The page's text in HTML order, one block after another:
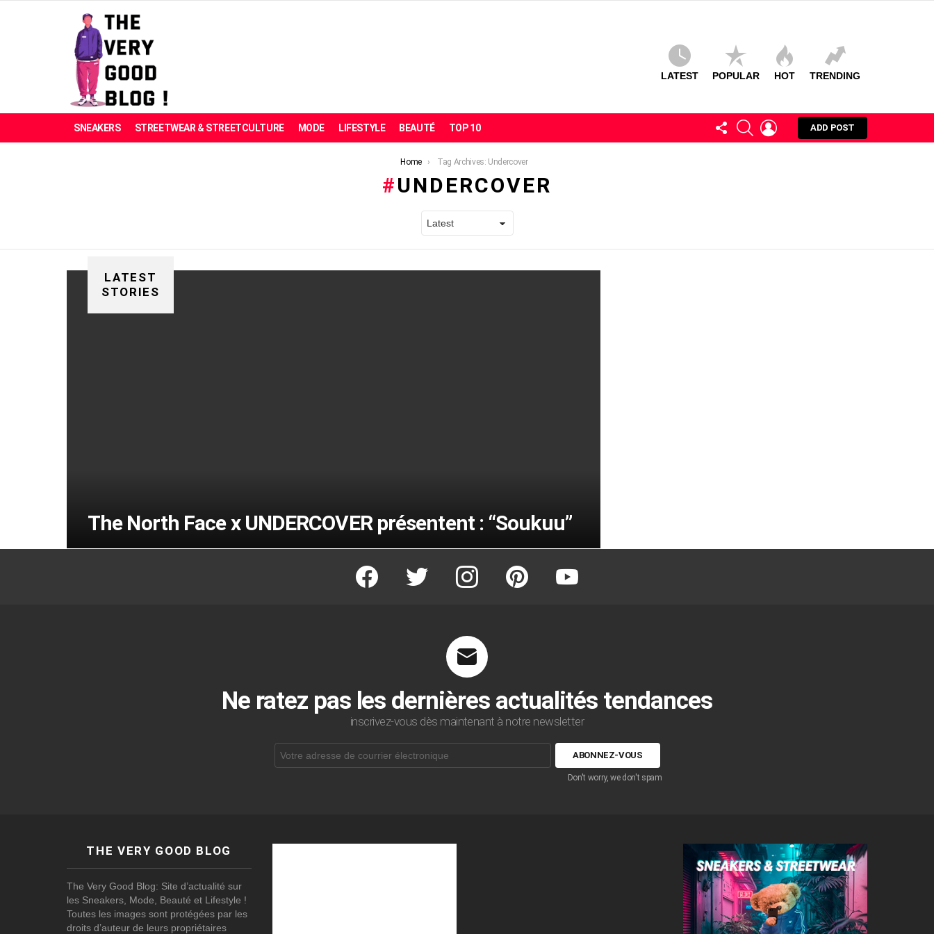
LATEST POPULAR HOT TRENDING
SNEAKERS STREETWEAR & STREETCULTURE MODE LIFESTYLE BEAUTÉ TOP 10
FOLLOW
US
SEARCHLOGIN
ADD POST
Home Tag Archives: Undercover
UNDERCOVER
LATEST
STORIES
The North Face x UNDERCOVER présentent : “Soukuu”
facebook twitter instagram pinterest
Ne ratez pas les dernières actualités tendances
inscrivez-vous dès maintenant à notre newsletter
de
courrier
Don't worry, we don't spam
THE VERY GOOD BLOG
The Very Good Blog: Site d’actualité sur
les Sneakers, Mode, Beauté et Lifestyle !
Toutes les images sont protégées par les
droits d’auteur de leurs propriétaires